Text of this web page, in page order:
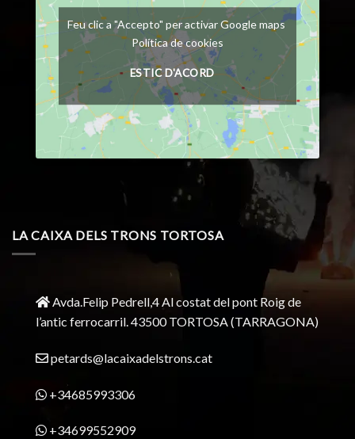
Feu clic a "Accepto" per activar Google maps
Política de cookies
ESTIC D'ACORD
LA CAIXA DELS TRONS TORTOSA
Avda.Felip Pedrell,4 Al costat del pont Roig de
l’antic ferrocarril.43500 TORTOSA(TARRAGONA)
petards@lacaixadelstrons.cat
+34685993306
+34699552909